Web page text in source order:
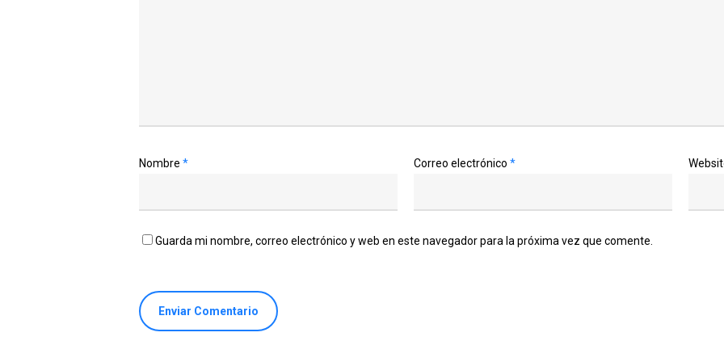
Nombre * Correo electrónico *
Guarda mi nombre, correo electrónico y web en este navegador para la próxima vez que comente.